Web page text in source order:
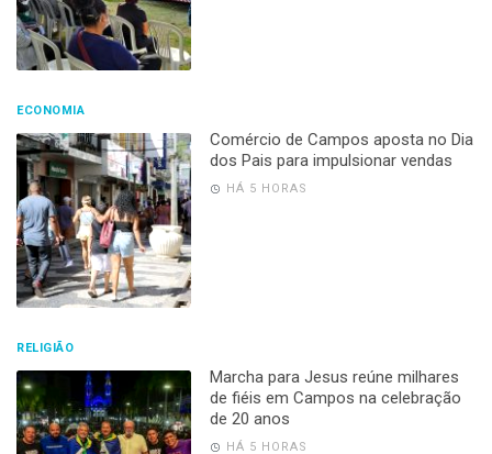
ECONOMIA
Comércio de Campos aposta no Dia
dos Pais para impulsionar vendas
HÁ 5 HORAS
RELIGIÃO
Marcha para Jesus reúne milhares
de fiéis em Campos na celebração
de 20 anos
HÁ 5 HORAS